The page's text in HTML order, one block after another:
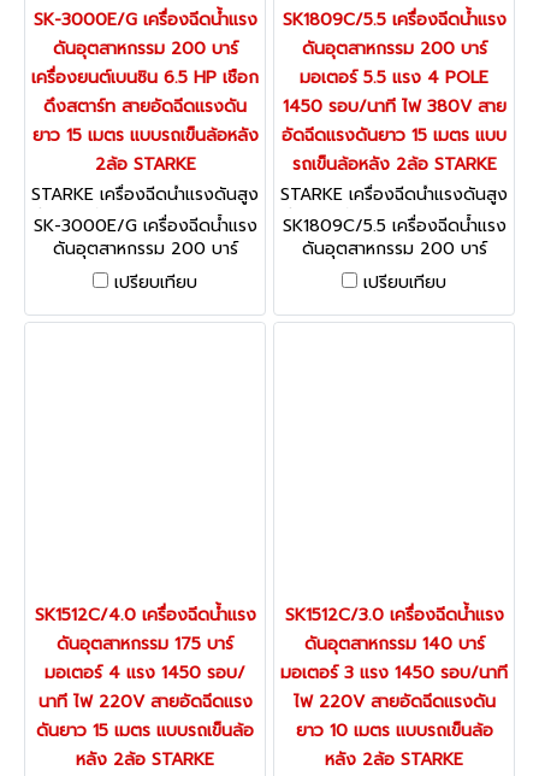
SK-3000E/G เครื่องฉีดน้ำแรง
ดันอุตสาหกรรม 200 บาร์
เครื่องยนต์เบนซิน 6.5 HP เชือก
ดึงสตาร์ท สายอัดฉีดแรงดัน
ยาว 15 เมตร แบบรถเข็นล้อหลัง
2ล้อ STARKE
STARKE เครื่องฉีดน้ำแรงดันสูง
รุ่นงานหนัก / อุตสาหกรรม SK-
3000E/G
SK-3000E/G เครื่องฉีดน้ำแรง
ดันอุตสาหกรรม 200 บาร์
เครื่องยนต์เบนซิน 6.5 HP เชือก
ดึงสตาร์ท สายอัดฉีดแรงดัน
ยาว 15 เมตร แบบรถเข็นล้อหลัง
เปรียบเทียบ
SK1809C/5.5 เครื่องฉีดน้ำแรง
ดันอุตสาหกรรม 200 บาร์
มอเตอร์ 5.5 แรง 4 POLE
1450 รอบ/นาที ไฟ 380V สาย
อัดฉีดแรงดันยาว 15 เมตร แบบ
รถเข็นล้อหลัง 2ล้อ STARKE
STARKE เครื่องฉีดน้ำแรงดันสูง
รุ่นงานหนัก / อุตสาหกรรม SK1
809C/5.5
SK1809C/5.5 เครื่องฉีดน้ำแรง
ดันอุตสาหกรรม 200 บาร์
มอเตอร์ 5.5 แรง 4 POLE
1450 รอบ/นาที ไฟ 380V สาย
อัดฉีดแรงดันยาว 15 เมตร แบบ
เปรียบเทียบ
SK1512C/4.0 เครื่องฉีดน้ำแรง
ดันอุตสาหกรรม 175 บาร์
มอเตอร์ 4 แรง 1450 รอบ/
นาที ไฟ 220V สายอัดฉีดแรง
ดันยาว 15 เมตร แบบรถเข็นล้อ
หลัง 2ล้อ STARKE
SK1512C/3.0 เครื่องฉีดน้ำแรง
ดันอุตสาหกรรม 140 บาร์
มอเตอร์ 3 แรง 1450 รอบ/นาที
ไฟ 220V สายอัดฉีดแรงดัน
ยาว 10 เมตร แบบรถเข็นล้อ
หลัง 2ล้อ STARKE